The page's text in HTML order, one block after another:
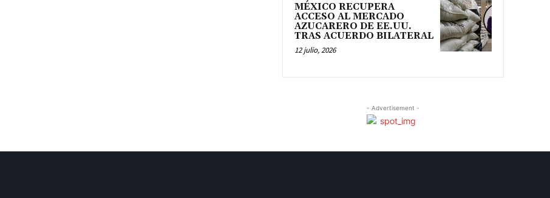
MÉXICO RECUPERA
ACCESO AL MERCADO
AZUCARERO DE EE.UU.
TRAS ACUERDO BILATERAL
12 julio, 2026
- Advertisement -